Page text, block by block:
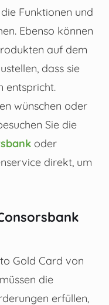
Funktionen und
Ebenso können
auf dem
dass sie
entspricht.
wünschen oder
Sie die
oder
direkt, um
Gold Card von
die
erfüllen,